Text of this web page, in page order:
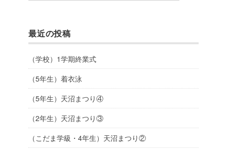
最近の投稿
（学校）1学期終業式
（5年生）着衣泳
（5年生）天沼まつり④
（2年生）天沼まつり③
（こだま学級・4年生）天沼まつり②